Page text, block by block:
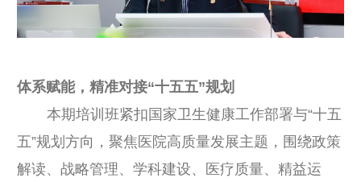
体系赋能，精准对接“十五五”规划
本期培训班紧扣国家卫生健康工作部署与“十五
五”规划方向，聚焦医院高质量发展主题，围绕政策
解读、战略管理、学科建设、医疗质量、精益运